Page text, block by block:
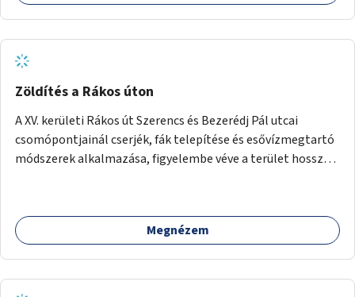
Zöldítés a Rákos úton
A XV. kerületi Rákos út Szerencs és Bezerédj Pál utcai
csomópontjainál cserjék, fák telepítése és esővízmegtartó
módszerek alkalmazása, figyelembe véve a terület hosszú
Megnézem